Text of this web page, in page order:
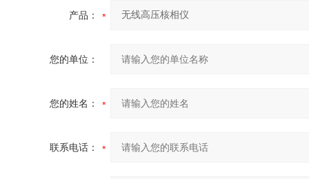
产品：
您的单位：
您的姓名：
联系电话：